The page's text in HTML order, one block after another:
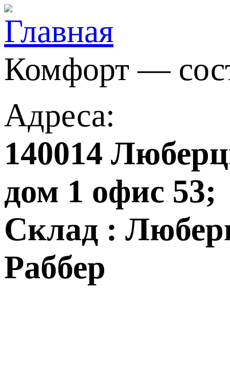
Комфорт —
Адреса:
140014
дом 1 офис 53;
Склад :
Раббер